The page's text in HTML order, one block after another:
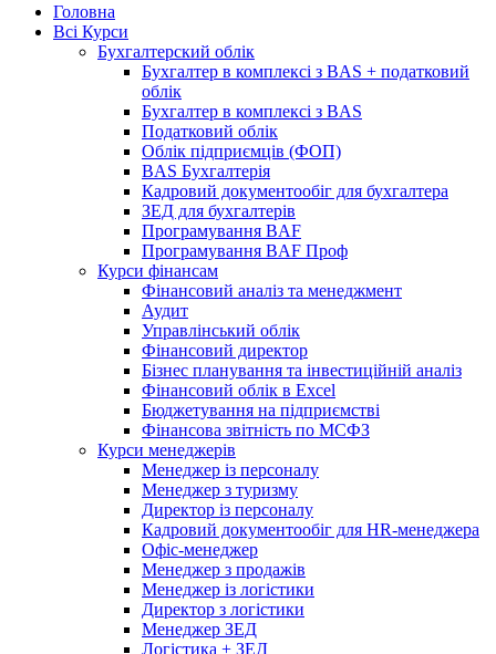
Головна
Всі Курси
Бухгалтерский облік
Бухгалтер в комплексі з BAS + податковий
облік
Бухгалтер в комплексі з BAS
Податковий облік
Облік підприємців (ФОП)
BAS Бухгалтерія
Кадровий документообіг для бухгалтера
ЗЕД для бухгалтерів
Програмування BAF
Програмування BAF Проф
Курси фінансам
Фінансовий аналіз та менеджмент
Аудит
Управлінський облік
Фінансовий директор
Бізнес планування та інвестиційній аналіз
Фінансовий облiк в Excel
Бюджетування на підприємстві
Фінансова звітність по МСФЗ
Курси менеджерів
Менеджер із персоналу
Менеджер з туризму
Директор iз персоналу
Кадровий документообіг для HR-менеджера
Офіс-менеджер
Менеджер з продажів
Менеджер із логістики
Директор з логістики
Менеджер ЗEД
Логістика + ЗЕД